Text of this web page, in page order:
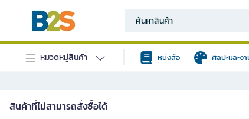
หมวดหมู่สินค้า หนังสือ ศิลปะและง
สินค้าที่ไม่สามารถสั่งซื้อได้